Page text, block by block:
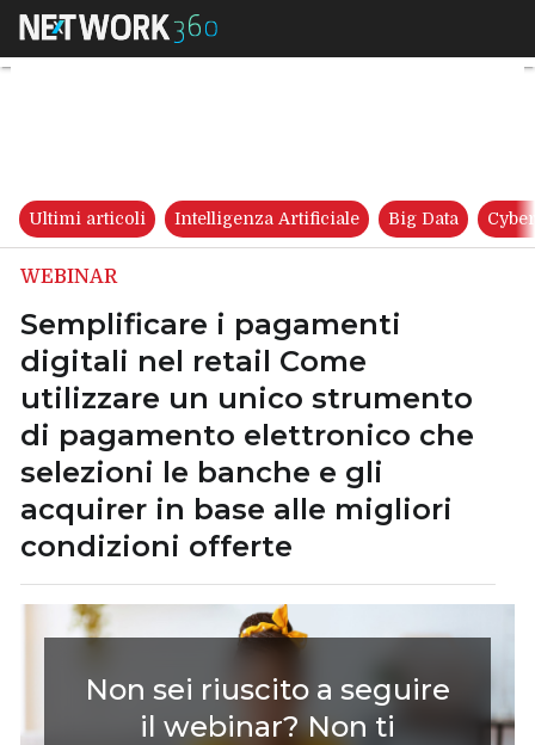
Semplificare i pagamenti
Ultimi articoli Intelligenza Artificiale Big Data
WEBINAR
Semplificare i pagamenti
digitali nel retail Come
utilizzare un unico strumento
di pagamento elettronico che
selezioni le banche e gli
acquirer in base alle migliori
condizioni offerte
Non sei riuscito a seguire
il webinar? Non ti